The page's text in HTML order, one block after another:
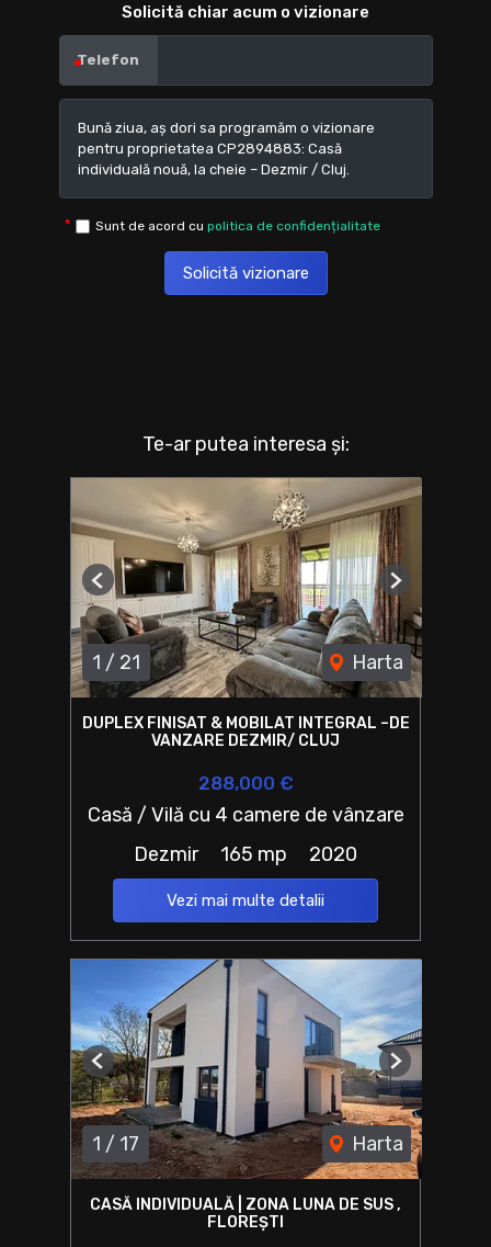
Solicită chiar acum o vizionare
Telefon
Sunt de acord cu politica de confidențialitate
Solicită vizionare
Te-ar putea interesa și:
1 / 21 Harta
Previous Next
DUPLEX FINISAT & MOBILAT INTEGRAL –DE
VANZARE DEZMIR/ CLUJ
288,000 €
Casă / Vilă cu 4 camere de vânzare
Dezmir
165 mp 2020
Vezi mai multe detalii
1 / 17 Harta
Previous Next
CASĂ INDIVIDUALĂ | ZONA LUNA DE SUS ,
FLOREȘTI